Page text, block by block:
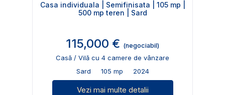
Casa individuala | Semifinisata | 105 mp |
500 mp teren | Sard
115,000 € (negociabil)
Casă / Vilă cu 4 camere de vânzare
Sard
105 mp 2024
Vezi mai multe detalii